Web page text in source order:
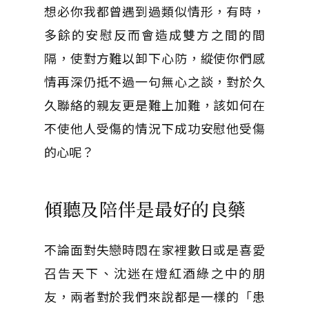
想必你我都曾遇到過類似情形，有時，
多餘的安慰反而會造成雙方之間的間
隔，使對方難以卸下心防，縱使你們感
情再深仍抵不過一句無心之談，對於久
久聯絡的親友更是難上加難，該如何在
不使他人受傷的情況下成功安慰他受傷
的心呢？
傾聽及陪伴是最好的良藥
不論面對失戀時悶在家裡數日或是喜愛
召告天下、沈迷在燈紅酒綠之中的朋
友，兩者對於我們來說都是一樣的「患